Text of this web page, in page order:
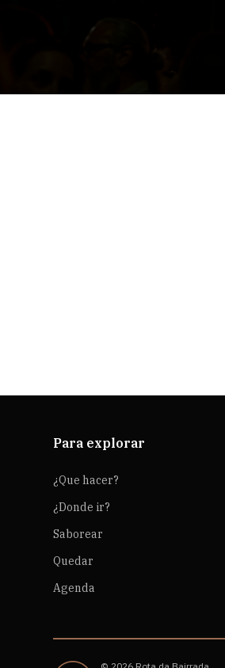
Para explorar
¿Que hacer?
¿Donde ir?
Saborear
Quedar
Agenda